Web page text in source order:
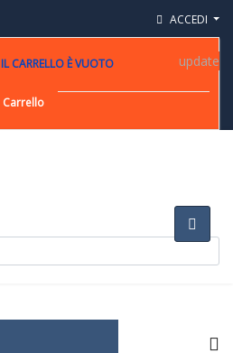
ACCEDI
IL CARRELLO È VUOTO update
Carrello